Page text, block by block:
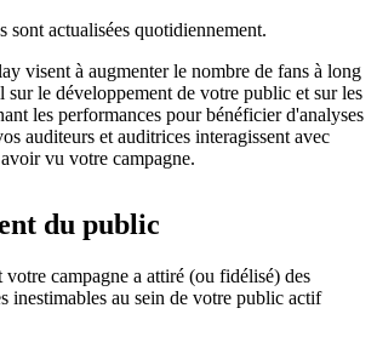
sont actualisées quotidiennement.
visent à augmenter le nombre de fans à long
le développement de votre public et sur les
les performances pour bénéficier d'analyses
auditeurs et auditrices interagissent avec
vu votre campagne.
du public
campagne a attiré (ou fidélisé) des
inestimables au sein de votre public actif